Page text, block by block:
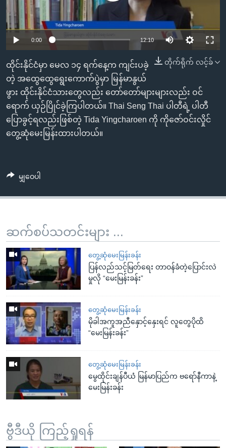
ကျော်
ကြည့်
ရှာဖွေ
ရန်
နေရာ
သို့
ကျော်
ရန်
ဗွီအိုအေ လူမှုကွန်ယက်များ
ဘာသာစကားများ
0:00 12:10
တိုက်ရိုက် လင့်ခ်
ထိုင်းနိုင်ငံမှာ မေလ ၁၄ ရက်နေ့က ကျင်းပခဲ့
တဲ့ အထွေထွေရွေးကောက်ပွဲမှာ မြန်မာနွယ်
ဖွား ထိုင်းနိုင်ငံသားတွေလည်း တော်တော်များများလည်း ဝင်
ရောက် ယှဉ်ပြိုင်ခဲ့ကြပါတယ်။ Thai Seng Thai ပါတီရဲ့ ပါတီ
ပြောခွင့်ရလည်းဖြစ်တဲ့ Tida Yingcharoen ကို ကိုဇော်ဝင်းလှိုင်
တွေ့ဆုံမေးမြန်းထားပါတယ်။
မျှဝေပါ
ဆက်စပ်သတင်းများ ...
တွေ့ဆုံမေးမြန်းခန်း
ပြန်လည်သင့်မြတ်ရေး တာဝန်ခံတဲ့ပြောင်းလဲ
မှုလို “မေးမြန်းခန်း”
တွေ့ဆုံမေးမြန်းခန်း
မိုခါအကူအညီနှောင့်နှေးရင် လူတွေပိုထိ
“မေးမြန်းခန်း”
တွေ့ဆုံမေးမြန်းခန်း
မွေထိုင်းချန်ပီယံ မြန်မာပြည်က ဗရော်နီကာနဲ့
မေးမြန်းခန်း
ဗွီဒီယို ကြည့်ရှုရန်